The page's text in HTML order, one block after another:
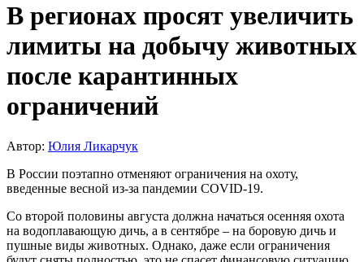
В регионах просят увеличить
лимиты на добычу животных
после карантинных
ограничений
Автор: Юлия Ликарчук
В России поэтапно отменяют ограничения на охоту,
введенные весной из-за пандемии COVID-19.
Со второй половины августа должна начаться осенняя охота
на водоплавающую дичь, а в сентябре – на боровую дичь и
пушные виды животных. Однако, даже если ограничения